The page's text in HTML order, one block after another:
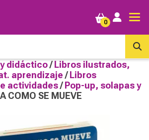
0
didáctico/ Libros ilustrados,
aprendizaje / Libros
actividades/ Pop-up, solapas y
COMO SE MUEVE